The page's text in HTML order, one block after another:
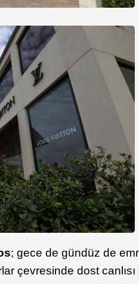
; gece de gündüz de
çevresinde dost canlısı